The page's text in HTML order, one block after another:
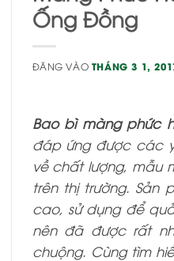
Ống Đồng
ĐĂNG VÀO THÁNG 3 1,
Bao bì màng phức
đáp ứng được các
về chất lượng, mẫu
trên thị trường. Sản
cao, sử dụng để
nên đã được rất
chuộng. Cùng tìm